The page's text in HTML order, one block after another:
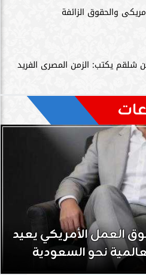
والحقوق الزائفة
شلقم يكتب: الزمن المصرى الفريد
العمل الأمريكي يعيد
نحو السعودية